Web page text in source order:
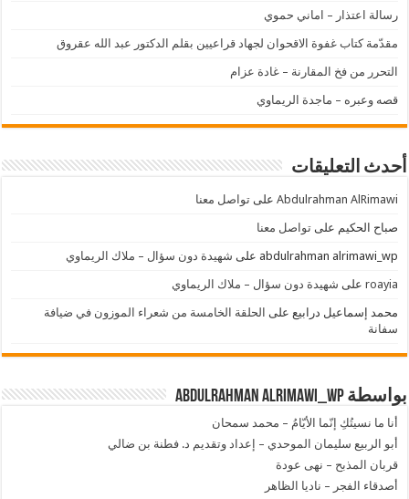
رسالة اعتذار – اماني حموي
مقدّمة كتاب غفوة الاقحوان لجهاد قراعيين بقلم الدكتور عبد الله عقروق
التحرر من فخ المقارنة – غادة عزام
قصه وعبره – ماجدة الريماوي
أحدث التعليقات
Abdulrahman AlRimawi علىتواصل معنا
صباح الحكيم علىتواصل معنا
abdulrahman alrimawi_wp على شهيدة دون سؤال – ملاك الريماوي
roayia على شهيدة دون سؤال – ملاك الريماوي
محمد إسماعيل درابيع على الحلقة الخامسة من شعراء الموزون في ضيافة
سفانة
بواسطة abdulrahman alrimawi_wp
أنا ما نسيتُكِ إنّما الأيّامُ – محمد سمحان
أبو الربيع سليمان الموحدي – إعداد وتقديم د. فطنة بن ضالي
قربان المذبح – نهى عودة
أصدقاء الفجر – ناديا الظاهر